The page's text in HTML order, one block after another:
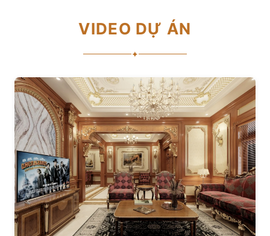
VIDEO DỰ ÁN
✦